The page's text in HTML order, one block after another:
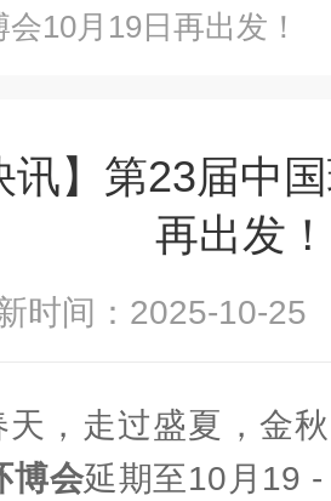
10月19日再出发！
讯】第23届中
再出发！
时间：2025-10-
天，走过盛夏，金
博会延期至10月19